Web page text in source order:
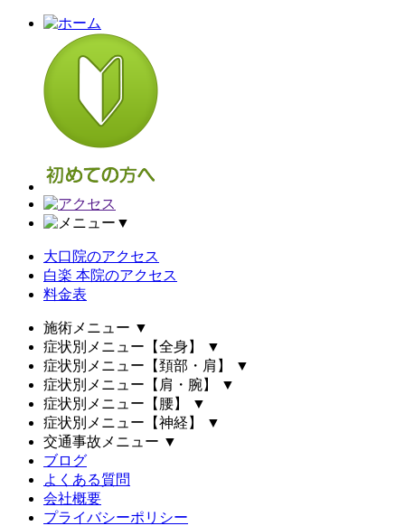
▼
大口院のアクセス
白楽 本院のアクセス
料金表
施術メニュー ▼
症状別メニュー【全身】
▼
症状別メニュー【頚部・肩】
▼
症状別メニュー【肩・腕】
▼
症状別メニュー【腰】
▼
症状別メニュー【神経】
▼
交通事故メニュー ▼
ブログ
よくある質問
会社概要
プライバシーポリシー